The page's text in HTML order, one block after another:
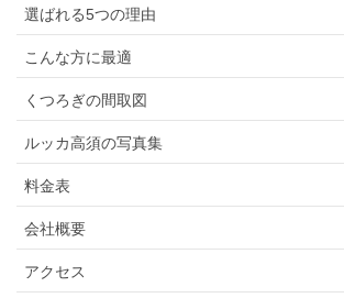
選ばれる5つの理由
こんな方に最適
くつろぎの間取図
ルッカ高須の写真集
料金表
会社概要
アクセス